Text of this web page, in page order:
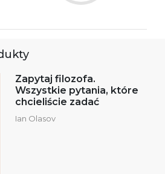
Zapytaj filozofa.
Wszystkie pytania, które
chcieliście zadać
Ian Olasov